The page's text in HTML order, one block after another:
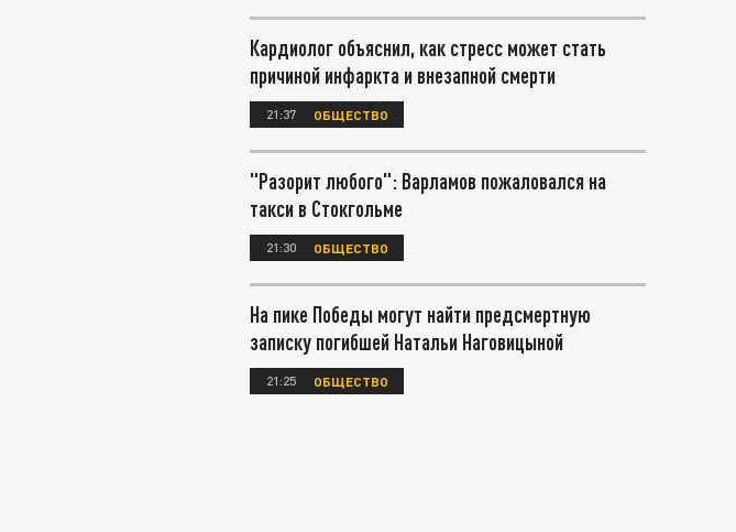
Кардиолог объяснил, как стресс может стать
причиной инфаркта и внезапной смерти
21:37 ОБЩЕСТВО
"Разорит любого": Варламов пожаловался на
такси в Стокгольме
21:30 ОБЩЕСТВО
На пике Победы могут найти предсмертную
записку погибшей Натальи Наговицыной
21:25 ОБЩЕСТВО